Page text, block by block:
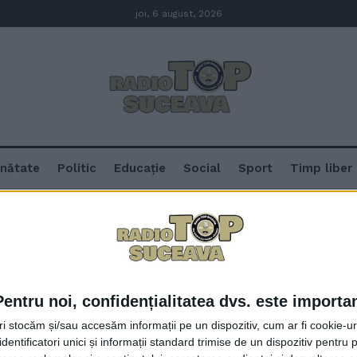
noi, confidențialitatea dvs. este
stocăm și/sau accesăm informații pe un dispozitiv, cum ar fi cookie-
unici și informații standard trimise de un dispozitiv pentru
joi, 6 august, 2026
Politic Educație Social Sport Timp liber
Mircea Geoană, pentru Radio
Vicovu de Sus, legătura cu